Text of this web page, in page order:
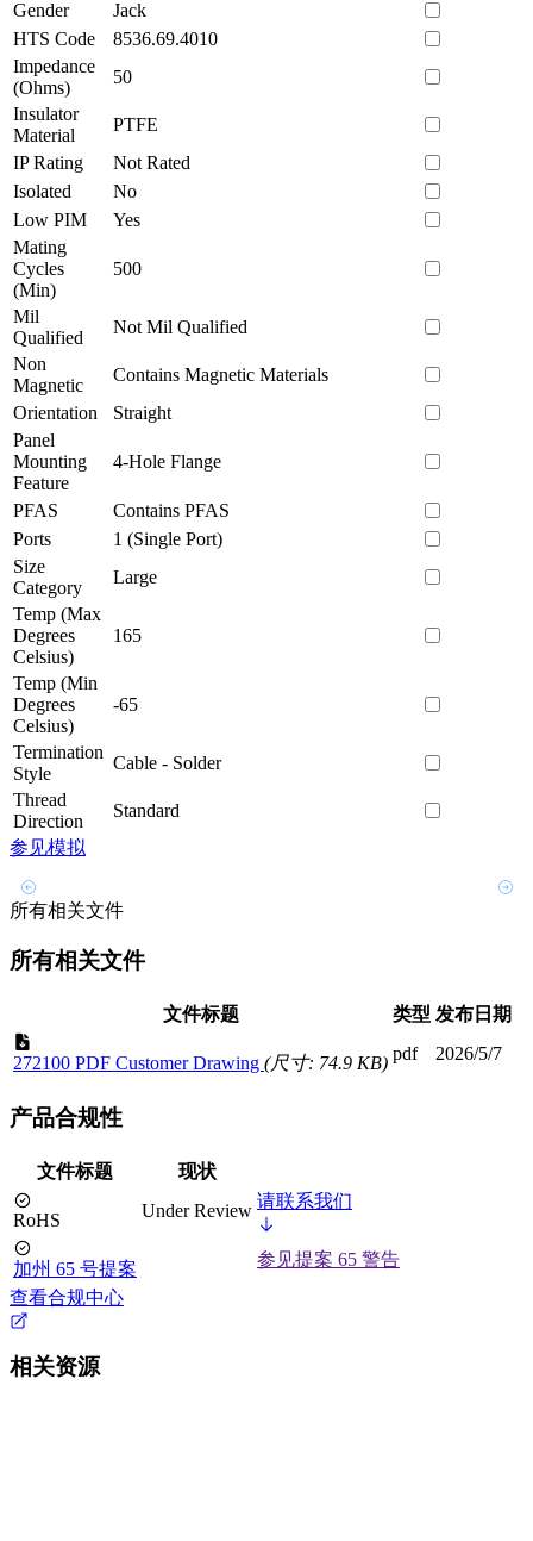
Gender
Jack
HTS Code
8536.69.4010
Impedance
(Ohms)
50
Insulator
Material
PTFE
IP Rating
Not Rated
Isolated
No
Low PIM
Yes
Mating
Cycles
(Min)
500
Mil
Qualified
Not Mil Qualified
Non
Magnetic
Contains Magnetic Materials
Orientation
Straight
Panel
Mounting
Feature
4-Hole Flange
PFAS
Contains PFAS
Ports
1 (Single Port)
Size
Category
Large
Temp (Max
Degrees
Celsius)
165
Temp (Min
Degrees
Celsius)
-65
Termination
Style
Cable - Solder
Thread
Direction
Standard
参见模拟
所有相关文件
所有相关文件
文件标题 类型 发布日期
272100 PDF Customer Drawing (尺寸: 74.9 KB) pdf 2026/5/7
产品合规性
文件标题 现状
RoHS Under Review 请联系我们
加州 65 号提案
参见提案 65 警告
查看合规中心
相关资源